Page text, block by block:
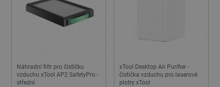
Náhradní filtr pro čističku
vzduchu xTool AP2 SafetyPro -
střední
xTool Desktop Air Purifier -
čistička vzduchu pro laserové
plotry xTool